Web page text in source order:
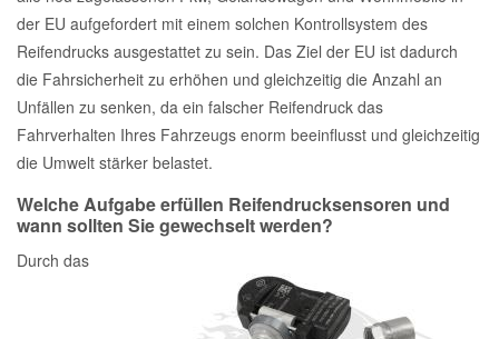
der EU aufgefordert mit einem solchen Kontrollsystem des
Reifendrucks ausgestattet zu sein. Das Ziel der EU ist dadurch
die Fahrsicherheit zu erhöhen und gleichzeitig die Anzahl an
Unfällen zu senken, da ein falscher Reifendruck das
Fahrverhalten Ihres Fahrzeugs enorm beeinflusst und gleichzeitig
die Umwelt stärker belastet.
Welche Aufgabe erfüllen Reifendrucksensoren und
wann sollten Sie gewechselt werden?
Durch das